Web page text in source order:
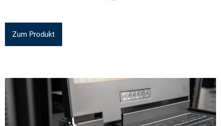
Zum Produkt